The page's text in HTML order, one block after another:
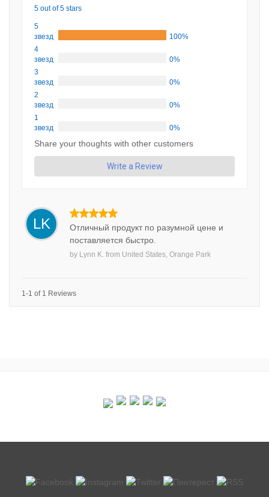
5 out of 5 stars
5
звезд
100%
4
звезд
0%
3
звезд
0%
2
звезд
0%
1
звезд
0%
Share your thoughts with other customers
Write a Review
LK
Отличный продукт по разумной цене и
поставляется быстро.
by Lynn K. from United States, Orange Park
1-1 of 1 Reviews